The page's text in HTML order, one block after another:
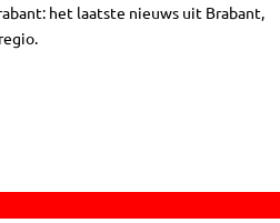
het laatste nieuws uit Brabant,